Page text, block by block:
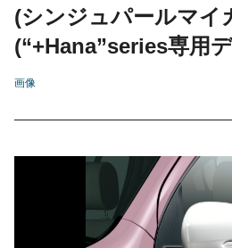
(シンジュパールマイ
(“+Hana”series専用
画像